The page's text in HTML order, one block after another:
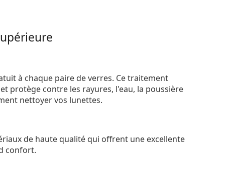
à chaque paire de verres. Ce traitement
protège contre les rayures, l'eau, la poussière
nettoyer vos lunettes.
de haute qualité qui offrent une excellente
confort.